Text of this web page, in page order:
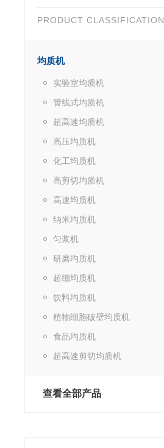
PRODUCT CLASSIFICATION
均质机
实验室均质机
管线式均质机
超高速均质机
高压均质机
化工均质机
高剪切均质机
高速均质机
纳米均质机
匀浆机
研磨均质机
超细均质机
饮料均质机
植物细胞破壁均质机
食品均质机
超高速剪切均质机
查看全部产品